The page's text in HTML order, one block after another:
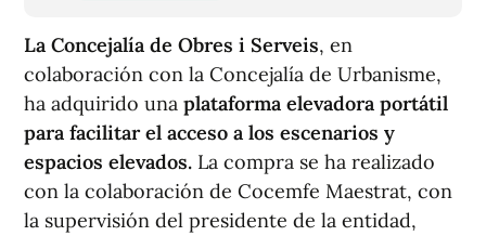
La Concejalía de Obres i Serveis, en
colaboración con la Concejalía de Urbanisme,
ha adquirido una plataforma elevadora portátil
para facilitar el acceso a los escenarios y
espacios elevados. La compra se ha realizado
con la colaboración de Cocemfe Maestrat, con
la supervisión del presidente de la entidad,